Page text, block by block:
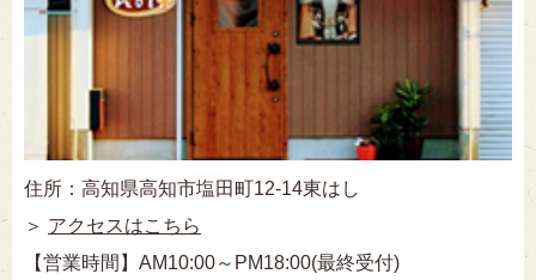
住所：高知県高知市塩田町12-14東はし
＞ アクセスはこちら
【営業時間】AM10:00～PM18:00(最終受付)